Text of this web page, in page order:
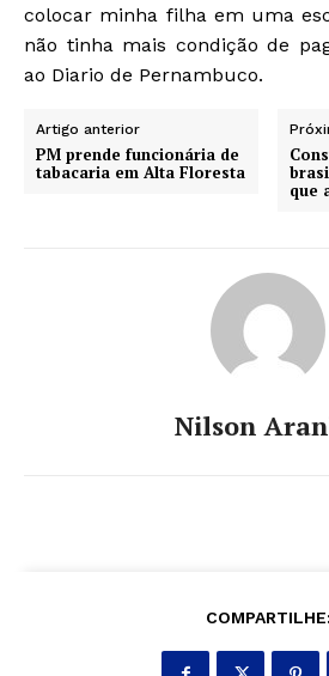
colocar minha filha em uma
não tinha mais condição de
ao Diario de Pernambuco.
Artigo anterior
PM prende funcionária de
tabacaria em Alta Floresta
que
Nilson
COMPARTILHE: